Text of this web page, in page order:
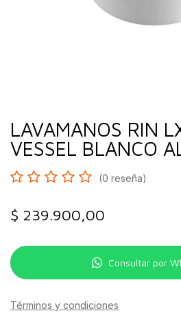
LAVAMANOS RIN
VESSEL BLANCO
(0 reseña)
$ 239.900,00
Consultar por
Términos y condiciones